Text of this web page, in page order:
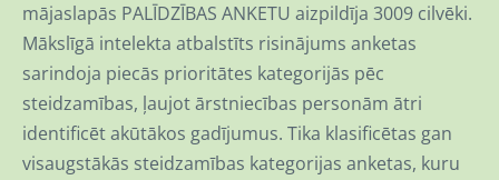
mājaslapās PALĪDZĪBAS ANKETU aizpildīja 3009 cilvēki.
Mākslīgā intelekta atbalstīts risinājums anketas
sarindoja piecās prioritātes kategorijās pēc
steidzamības, ļaujot ārstniecības personām ātri
identificēt akūtākos gadījumus. Tika klasificētas gan
visaugstākās steidzamības kategorijas anketas, kuru